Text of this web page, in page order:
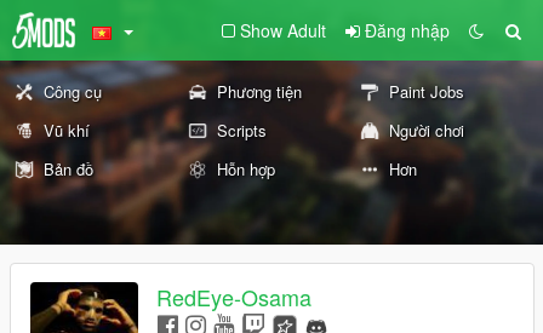
Show Adult Đăng nhập
Công cụ Phương tiện
Paint Jobs
Vũ khí
Scripts
Người chơi
Bản đồ
Hỗn hợp Hơn
RedEye-Osama